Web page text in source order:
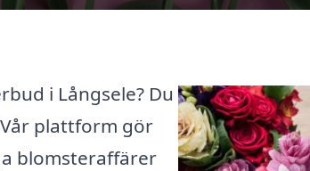
i Långsele? Du
plattform gör
blomsteraffärer